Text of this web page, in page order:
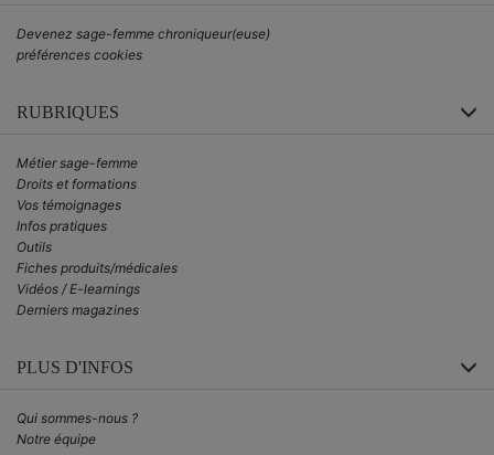
Devenez sage-femme chroniqueur(euse)
préférences cookies
RUBRIQUES
Métier sage-femme
Droits et formations
Vos témoignages
Infos pratiques
Outils
Fiches produits/médicales
Vidéos / E-learnings
Derniers magazines
PLUS D'INFOS
Qui sommes-nous ?
Notre équipe